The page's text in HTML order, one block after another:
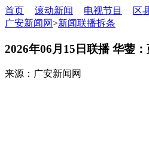
首页 滚动新闻 电视节目 区
广安新闻网>新闻联播拆条
2026年06月15日联播 华蓥
来源：广安新闻网